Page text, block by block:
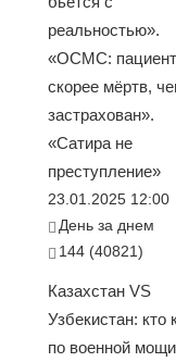
реальностью».
«ОСМС: пациент
скорее мёртв,
застрахован».
«Сатира не
преступление»
23.01.2025 12:00
День за днем
144 (40821)
Казахстан VS
Узбекистан: кто
по военной